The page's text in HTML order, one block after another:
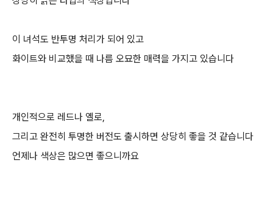
이 녀석도 반투명 처리가 되어 있고
화이트와 비교했을 때 나름 오묘한 매력을 가지고 있습니다
개인적으로 레드나 옐로,
그리고 완전히 투명한 버전도 출시하면 상당히 좋을 것 같습니다
언제나 색상은 많으면 좋으니까요